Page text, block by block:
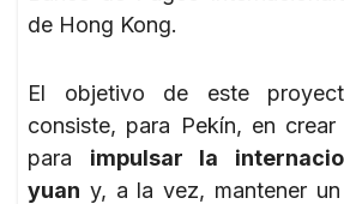
de Hong Kong.
El objetivo de este
consiste, para Pekín, en
para impulsar la
yuan y, a la vez, mantener